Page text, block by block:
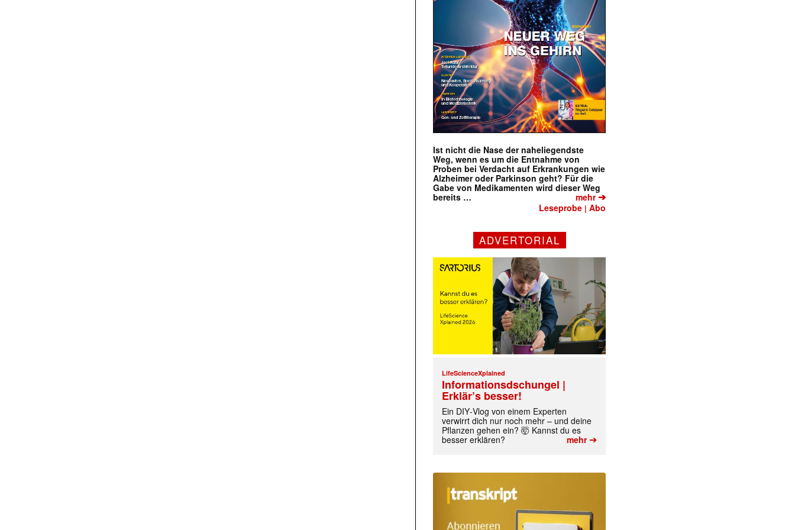
Ist nicht die Nase der naheliegendste
Weg, wenn es um die Entnahme von
Proben bei Verdacht auf Erkrankungen wie
Alzheimer oder Parkinson geht? Für die
Gabe von Medikamenten wird dieser Weg
bereits …
mehr➔
Leseprobe |Abo
ADVERTORIAL
LifeScienceXplained
Informationsdschungel |
Erklär’s besser!
Ein DIY‑Vlog von einem Experten
verwirrt dich nur noch mehr – und deine
Pflanzen gehen ein? 🤯 Kannst du es
besser erklären?
mehr➔